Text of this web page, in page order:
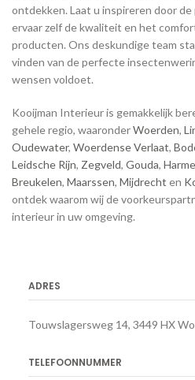
ontdekken. Laat u inspireren door
ervaar zelf de kwaliteit en het
producten. Ons deskundige team
vinden van de perfecte
wensen voldoet.
Kooijman Interieur is gemakkelijk
gehele regio, waaronderWoerden,
Oudewater, Woerdense Verlaat,
Leidsche Rijn, Zegveld, Gouda,
Breukelen, Maarssen, Mijdrecht en
ontdek waarom wij de
interieur in uw omgeving.
ADRES
Touwslagersweg 14, 3449 HX
TELEFOONNUMMER